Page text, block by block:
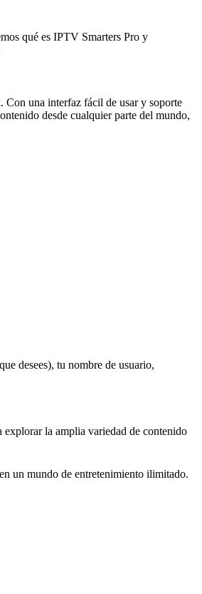
qué es IPTV Smarters Pro y
una interfaz fácil de usar y soporte
desde cualquier parte del mundo,
desees), tu nombre de usuario,
explorar la amplia variedad de contenido
un mundo de entretenimiento ilimitado.